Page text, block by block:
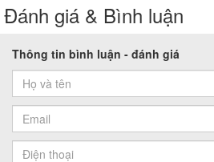
Đánh giá & Bình luận
Thông tin bình luận - đánh giá